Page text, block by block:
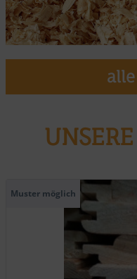
Muster möglich